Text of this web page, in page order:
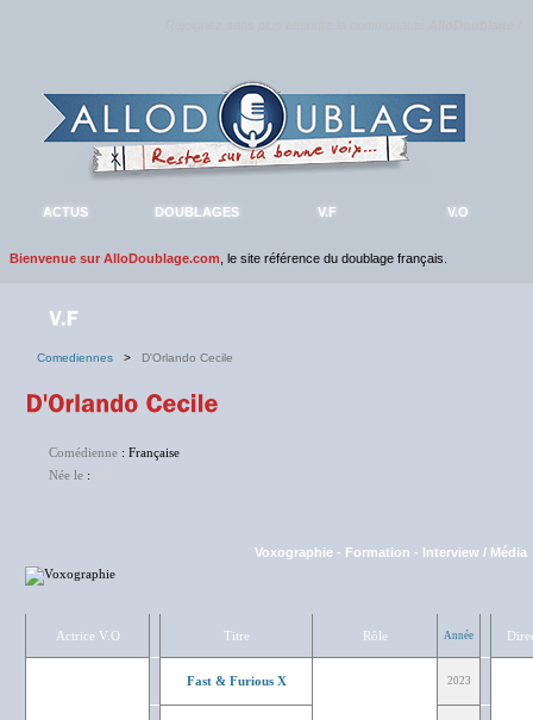
ACTUS DOUBLAGES V.F V.O
Bienvenue sur AlloDoublage.com , le site référence du doublage français.
Comediennes > D'Orlando Cecile
Comédienne : Française
Née le :
Voxographie - Formation - Interview / Média
Actrice V.O Titre Rôle Année
Fast & Furious X 2023